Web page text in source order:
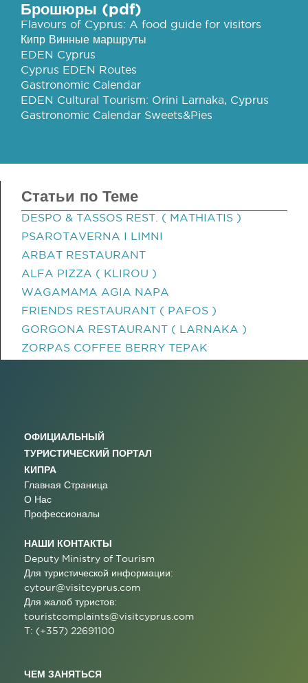
Брошюры (pdf)
Flavours of Cyprus: A food guide for visitors
Кипр Винные маршруты
EDEN Cyprus
Cyprus EDEN Routes
Gastronomic Calendar
EDEN Cultural Tourism: Orini Larnaka, Cyprus
Gastronomic Calendar Sweets&Pies
Статьи по Теме
DESPO & TASSOS REST. ( MATHIATIS )
PSAROTAVERNA I LIMNI
ARBAT RESTAURANT
ALFA PIZZA ( KLIROU )
WAGAMAMA AGIA NAPA
FRIENDS RESTAURANT ( PAFOS )
GORGONA RESTAURANT ( LARNAKA )
ZORPAS COFFEE BERRY TEPAK
ОФИЦИАЛЬНЫЙ
ТУРИСТИЧЕСКИЙ ПОРТАЛ
КИПРА
Главная Страница
О Нас
Профессионалы
НАШИ КОНТАКТЫ
Deputy Ministry of Tourism
Для туристической информации:
cytour@visitcyprus.com
Для жалоб туристов:
touristcomplaints@visitcyprus.com
T: (+357) 22691100
ЧЕМ ЗАНЯТЬСЯ